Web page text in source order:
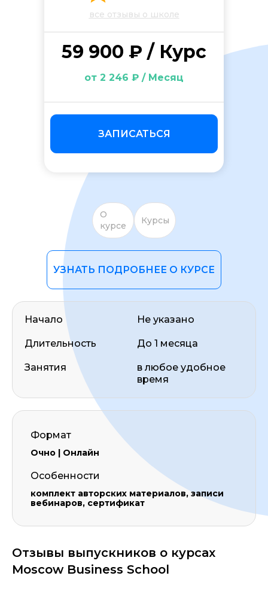
все отзывы о школе
59 900 ₽ / Курс
от 2 246 ₽ / Месяц
ЗАПИСАТЬСЯ
О
курсе
Курсы
УЗНАТЬ ПОДРОБНЕЕ О КУРСЕ
Начало
Длительность
Занятия
Не указано
До 1 месяца
в любое удобное
время
Формат
Очно | Онлайн
Особенности
комплект авторских материалов, записи
вебинаров, сертификат
Отзывы выпускников о курсах
Moscow Business School
ОСТАВИТЬ ОТЗЫВ